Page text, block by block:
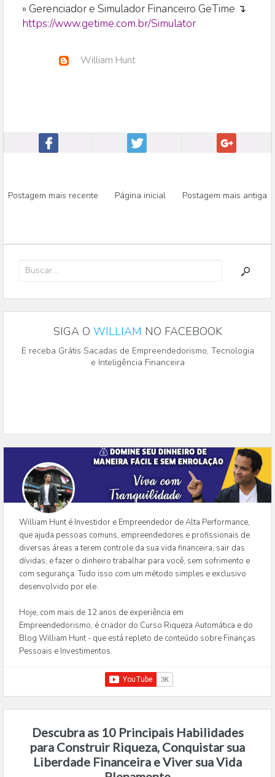
» Gerenciador e Simulador Financeiro GeTime ↴
https://www.getime.com.br/Simulator
William Hunt
Postagem mais recente Página inicial Postagem mais antiga
SIGA O WILLIAM NO FACEBOOK
E receba Grátis Sacadas de Empreendedorismo, Tecnologia
e Inteligência Financeira
William Hunt é Investidor e Empreendedor de Alta Performance,
que ajuda pessoas comuns, empreendedores e profissionais de
diversas áreas a terem controle da sua vida financeira, sair das
dívidas, e fazer o dinheiro trabalhar para você, sem sofrimento e
com segurança. Tudo isso com um método simples e exclusivo
desenvolvido por ele.
Hoje, com mais de 12 anos de experiência em
Empreendedorismo, é criador do Curso Riqueza Automática e do
Blog William Hunt - que está repleto de conteúdo sobre Finanças
Pessoais e Investimentos.
Descubra as 10 Principais Habilidades
para Construir Riqueza, Conquistar sua
Liberdade Financeira e Viver sua Vida